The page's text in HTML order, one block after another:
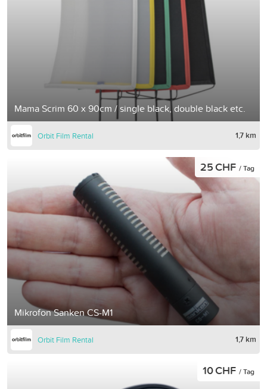
Mama Scrim 60 x 90cm / single black, double black etc.
Orbit Film Rental 1,7 km
Mikrofon Sanken CS-M1
25 CHF / Tag
Orbit Film Rental 1,7 km
10 CHF / Tag